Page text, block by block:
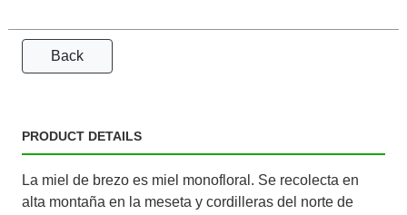
Back
PRODUCT DETAILS
La miel de brezo es miel monofloral. Se recolecta en
alta montaña en la meseta y cordilleras del norte de